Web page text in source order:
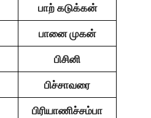
பாற் கடுக்கன்
பானை முகன்
பிசினி
பிச்சாவரை
பிரியாணிச்சம்பா